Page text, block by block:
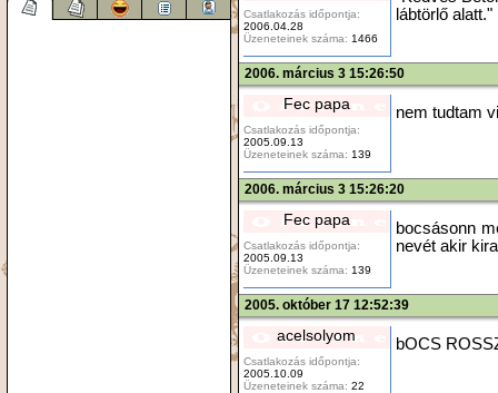
Csatlakozás időpontja:
2006.04.28
Üzeneteinek száma: 1466
lábtörlő alatt."
2006. március 3 15:26:50
Fec papa
Csatlakozás időpontja:
2005.09.13
Üzeneteinek száma: 139
nem tudtam
2006. március 3 15:26:20
Fec papa
Csatlakozás időpontja:
2005.09.13
Üzeneteinek száma: 139
bocsásonn
nevét akir
2005. október 17 12:52:39
acelsolyom
Csatlakozás időpontja:
2005.10.09
Üzeneteinek száma: 22
bOCS